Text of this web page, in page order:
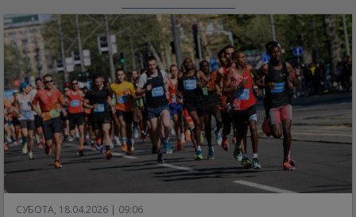
СУБОТА, 18.04.2026 | 09:06